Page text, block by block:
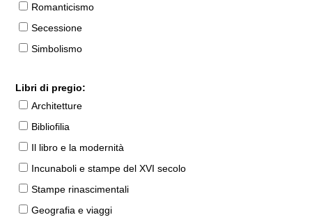
Romanticismo
Secessione
Simbolismo
Libri di pregio:
Architetture
Bibliofilia
Il libro e la modernità
Incunaboli e stampe del XVI secolo
Stampe rinascimentali
Geografia e viaggi